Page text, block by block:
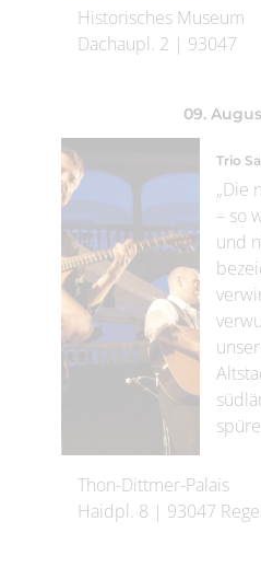
Historisches Museum
Dachaupl. 2 | 93047
09.
Trio
„Die
– so
und
Thon-Dittmer-Palais
Haidpl. 8 | 93047